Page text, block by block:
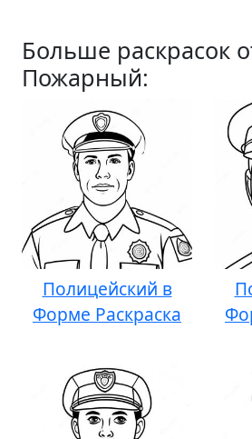
Больше раскрасок
Пожарный:
Полицейский в
Форме Раскраска